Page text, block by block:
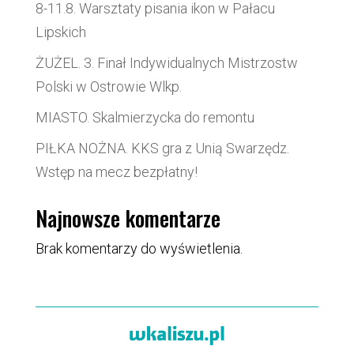
8-11.8. Warsztaty pisania ikon w Pałacu
Lipskich
ŻUŻEL. 3. Finał Indywidualnych Mistrzostw
Polski w Ostrowie Wlkp.
MIASTO. Skalmierzycka do remontu
PIŁKA NOŻNA. KKS gra z Unią Swarzędz.
Wstęp na mecz bezpłatny!
Najnowsze komentarze
Brak komentarzy do wyświetlenia.